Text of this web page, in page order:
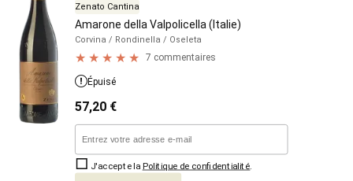
Zenato Cantina
Amarone della Valpolicella (Italie)
Corvina / Rondinella / Oseleta
7 commentaires
Épuisé
57,20 €
J'accepte la Politique de confidentialité